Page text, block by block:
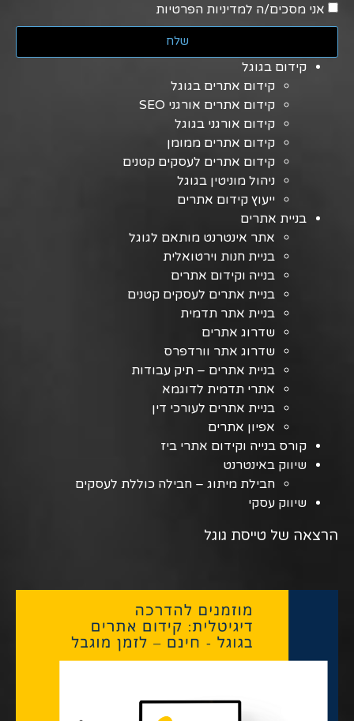
אני מסכים/ה למדיניות הפרטיות
שלח
קידום בגוגל
קידום אתרים בגוגל
קידום אתרים אורגני SEO
קידום אורגני בגוגל
קידום אתרים ממומן
קידום אתרים לעסקים קטנים
ניהול מוניטין בגוגל
ייעוץ קידום אתרים
בניית אתרים
אתר אינטרנט מותאם לגוגל
בניית חנות וירטואלית
בנייה וקידום אתרים
בניית אתרים לעסקים קטנים
בניית אתר תדמית
שדרוג אתרים
שדרוג אתר וורדפרס
בניית אתרים – תיק עבודות
אתרי תדמית לדוגמא
בניית אתרים לעורכי דין
אפיון אתרים
קורס בנייה וקידום אתרי ביז
שיווק באינטרנט
חבילת מיתוג – חבילה כוללת לעסקים
שיווק עסקי
הרצאה של טייסת גוגל